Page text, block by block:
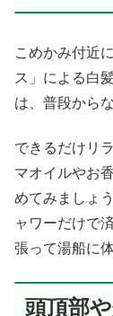
こめかみ付近
ス」による白
は、普段から
できるだけリ
マオイルやお
めてみましょ
ャワーだけで
張って湯船に
頭頂部